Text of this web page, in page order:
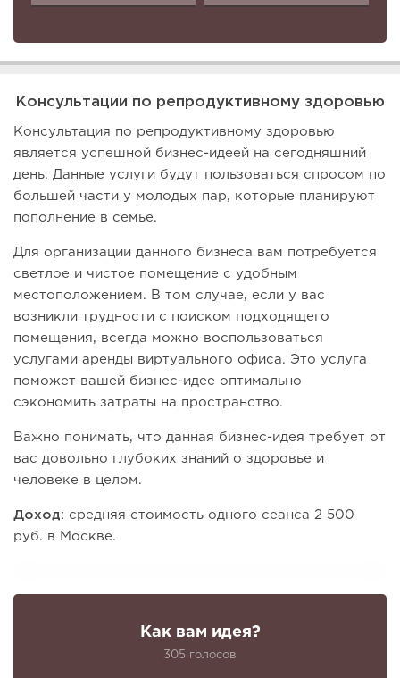
Консультации по репродуктивному здоровью
Консультация по репродуктивному здоровью
является успешной бизнес-идеей на сегодняшний
день. Данные услуги будут пользоваться спросом по
большей части у молодых пар, которые планируют
пополнение в семье.
Для организации данного бизнеса вам потребуется
светлое и чистое помещение с удобным
местоположением. В том случае, если у вас
возникли трудности с поиском подходящего
помещения, всегда можно воспользоваться
услугами аренды виртуального офиса. Это услуга
поможет вашей бизнес-идее оптимально
сэкономить затраты на пространство.
Важно понимать, что данная бизнес-идея требует от
вас довольно глубоких знаний о здоровье и
человеке в целом.
Доход: средняя стоимость одного сеанса 2 500
руб. в Москве.
Как вам идея?
305 голосов